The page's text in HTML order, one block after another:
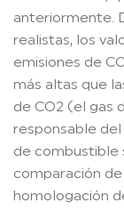
anteriormente.
realistas, los
emisiones de
más altas que
de CO2 (el gas
responsable
de combustible
comparación
homologación